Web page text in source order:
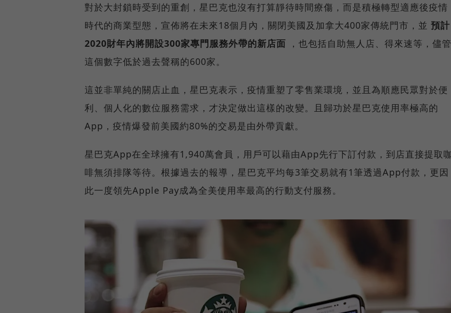
對於大封鎖時受到的重創，星巴克也沒有打算靜待時間療傷，而是積極轉型適應後疫情
時代的商業型態，宣佈將在未來18個月內，關閉美國及加拿大400家傳統門市，並 預計
2020財年內將開設300家專門服務外帶的新店面 ，也包括自助無人店、得來速等，儘管
這個數字低於過去聲稱的600家。
這並非單純的關店止血，星巴克表示，疫情重塑了零售業環境，並且為順應民眾對於便
利、個人化的數位服務需求，才決定做出這樣的改變。且歸功於星巴克使用率極高的
App，疫情爆發前美國約80%的交易是由外帶貢獻。
星巴克App在全球擁有1,940萬會員，用戶可以藉由App先行下訂付款，到店直接提取
啡無須排隊等待。根據過去的報導，星巴克平均每3筆交易就有1筆透過App付款，更因
此一度領先Apple Pay成為全美使用率最高的行動支付服務。